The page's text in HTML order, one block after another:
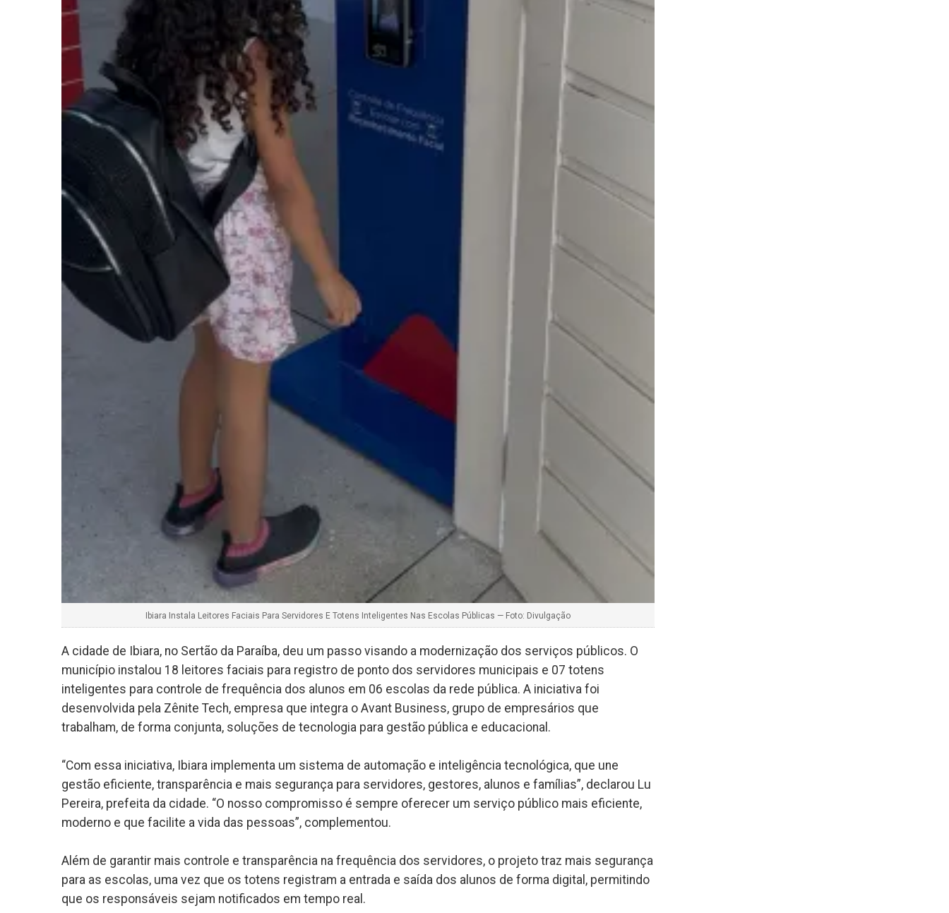
Ibiara Instala Leitores Faciais Para Servidores E Totens Inteligentes Nas Escolas Públicas — Foto: Divulgação
A cidade de Ibiara, no Sertão da Paraíba, deu um passo visando a modernização dos serviços públicos. O
município instalou 18 leitores faciais para registro de ponto dos servidores municipais e 07 totens
inteligentes para controle de frequência dos alunos em 06 escolas da rede pública. A iniciativa foi
desenvolvida pela Zênite Tech, empresa que integra o Avant Business, grupo de empresários que
trabalham, de forma conjunta, soluções de tecnologia para gestão pública e educacional.
“Com essa iniciativa, Ibiara implementa um sistema de automação e inteligência tecnológica, que une
gestão eficiente, transparência e mais segurança para servidores, gestores, alunos e famílias”, declarou Lu
Pereira, prefeita da cidade. “O nosso compromisso é sempre oferecer um serviço público mais eficiente,
moderno e que facilite a vida das pessoas”, complementou.
Além de garantir mais controle e transparência na frequência dos servidores, o projeto traz mais segurança
para as escolas, uma vez que os totens registram a entrada e saída dos alunos de forma digital, permitindo
que os responsáveis sejam notificados em tempo real.